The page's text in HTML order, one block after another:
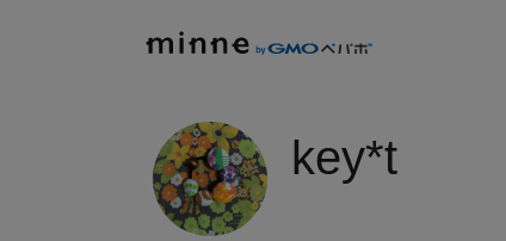
key*t